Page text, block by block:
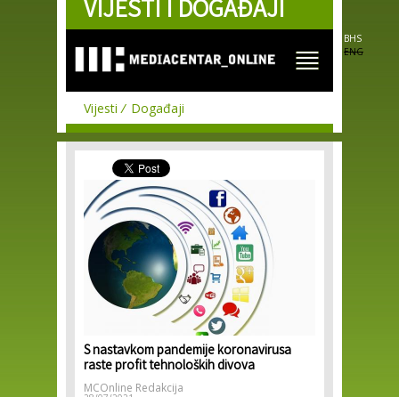
Skip to
main
VIJESTI I DOGAĐAJI
BHS
ENG
Vijesti Događaji
S nastavkom pandemije koronavirusa
raste profit tehnoloških divova
MCOnline Redakcija